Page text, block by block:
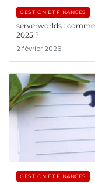
GESTION ET FINANCES
serverworlds :
2025 ?
2 février 2026
GESTION ET FINANCES